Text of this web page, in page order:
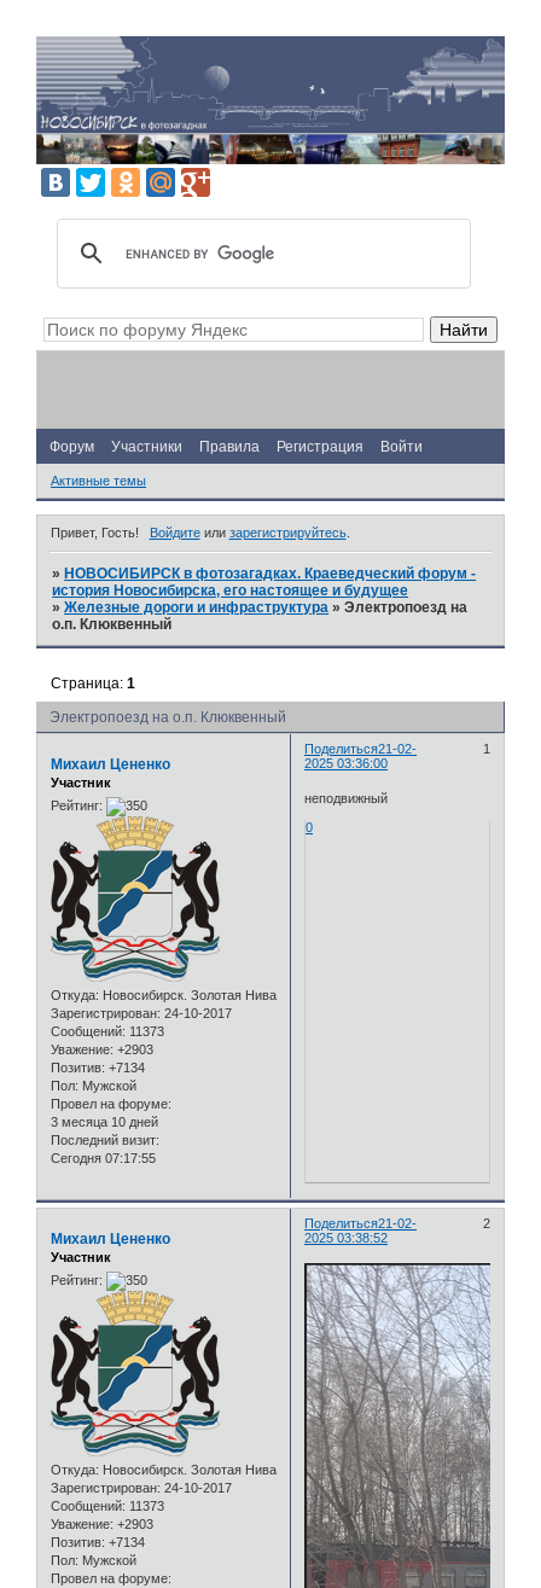
Форум Участники Правила Регистрация Войти
Активные темы
Привет, Гость! Войдитеили зарегистрируйтесь.
» НОВОСИБИРСК в фотозагадках. Краеведческий форум -
история Новосибирска, его настоящее и будущее
»Железные дороги и инфраструктура »Электропоезд на
о.п. Клюквенный
Электропоезд на о.п. Клюквенный
Страница:1
Поделиться 1
21-02-
2025 03:36:00
Михаил Цененко
Участник
Рейтинг:
Откуда: Новосибирск. Золотая Нива
Зарегистрирован: 24-10-2017
Сообщений: 11373
Уважение: +2903
Позитив: +7134
Пол: Мужской
Провел на форуме:
3 месяца 10 дней
Последний визит:
Сегодня 07:17:55
неподвижный
0
Поделиться 2
21-02-
2025 03:38:52
Михаил Цененко
Участник
Рейтинг:
Откуда: Новосибирск. Золотая Нива
Зарегистрирован: 24-10-2017
Сообщений: 11373
Уважение: +2903
Позитив: +7134
Пол: Мужской
Провел на форуме: